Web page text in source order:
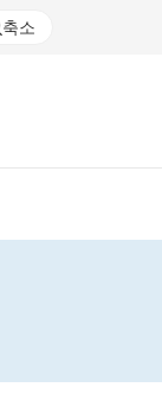
축소